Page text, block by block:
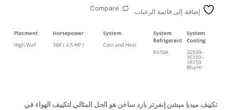
إضافة إلى قائمة الرغبات Compare
تكييف ميديا ميشن إنفرتر بارد ساخن هو الحل المثالي لتكييف الهواء في